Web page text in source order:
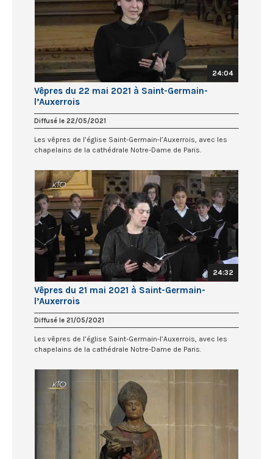
24:04
Vêpres du 22 mai 2021 à Saint-Germain-
l’Auxerrois
Diffusé le 22/05/2021
Les vêpres de l’église Saint-Germain-l’Auxerrois, avec les
chapelains de la cathédrale Notre-Dame de Paris.
24:32
Vêpres du 21 mai 2021 à Saint-Germain-
l’Auxerrois
Diffusé le 21/05/2021
Les vêpres de l’église Saint-Germain-l’Auxerrois, avec les
chapelains de la cathédrale Notre-Dame de Paris.